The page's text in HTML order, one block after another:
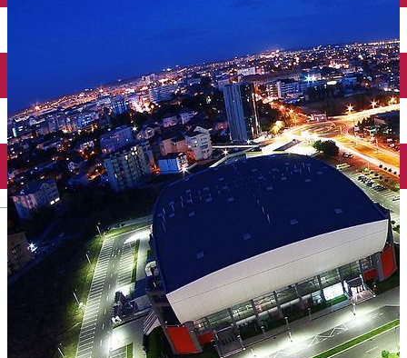
English
Încărcare vehicule electrice